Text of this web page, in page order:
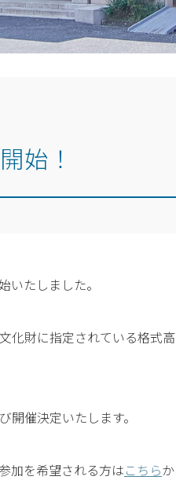
始！
いたしました。
化財に指定されている格式
開催決定いたします。
加を希望される方はこちら